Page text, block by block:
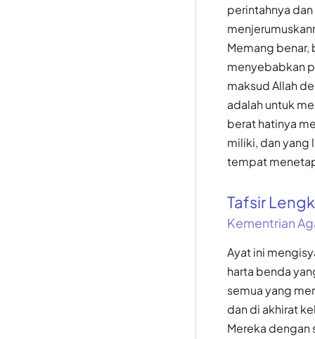
perintahnya
Memang benar,
menyebabkan
maksud Allah
adalah untuk
berat hatinya
miliki, dan yang
tempat
Tafsir
Kementrian
Ayat ini
harta benda
semua yang
dan di akhirat
Mereka dengan